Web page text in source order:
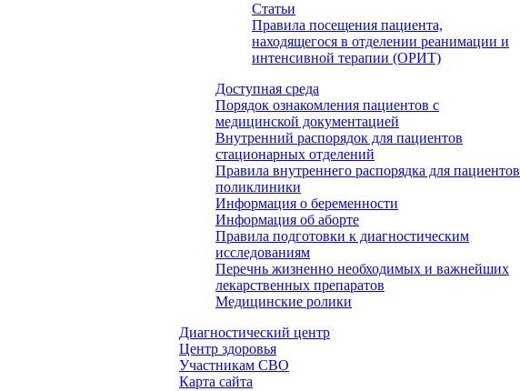
Статьи
Правила посещения пациента,
находящегося в отделении реанимации и
интенсивной терапии (ОРИТ)
Доступная среда
Порядок ознакомления пациентов с
медицинской документацией
Внутренний распорядок для пациентов
стационарных отделений
Правила внутреннего распорядка для пациентов
поликлиники
Информация о беременности
Информация об аборте
Правила подготовки к диагностическим
исследованиям
Перечнь жизненно необходимых и важнейших
лекарственных препаратов
Медицинские ролики
Диагностический центр
Центр здоровья
Участникам СВО
Карта сайта